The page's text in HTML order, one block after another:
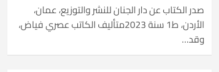
صدر الكتاب عن دار الجنان للنشر والتوزيع، عمان،
الأردن، ط1 سنة 2023متأليف الكاتب عصري فياض،
وقد…